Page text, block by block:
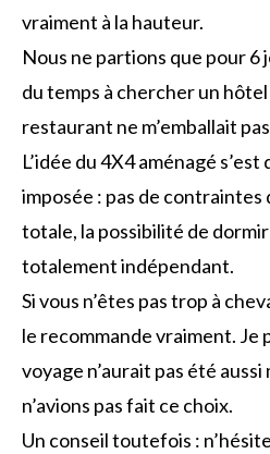
vraiment à la hauteur.
Nous ne partions que pour 6
du temps à chercher un
restaurant ne m’emballait
L’idée du 4X4 aménagé
imposée : pas de contraintes
totale, la possibilité de
totalement indépendant.
Si vous n’êtes pas trop à
le recommande vraiment. Je
voyage n’aurait pas été aussi
n’avions pas fait ce choix.
Un conseil toutefois :